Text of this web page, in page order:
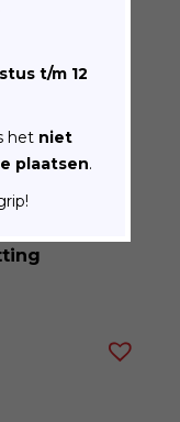
t/m 12
het niet
plaatsen.